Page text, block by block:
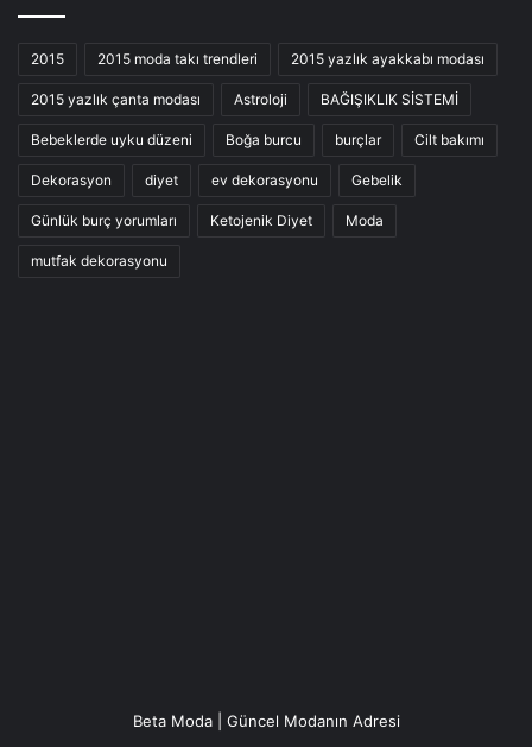
2015 2015 moda takı trendleri 2015 yazlık ayakkabı modası
2015 yazlık çanta modası Astroloji BAĞIŞIKLIK SİSTEMİ
Bebeklerde uyku düzeni Boğa burcu burçlar Cilt bakımı
Dekorasyon diyet ev dekorasyonu Gebelik
Günlük burç yorumları Ketojenik Diyet Moda
mutfak dekorasyonu
Beta Moda | Güncel Modanın Adresi